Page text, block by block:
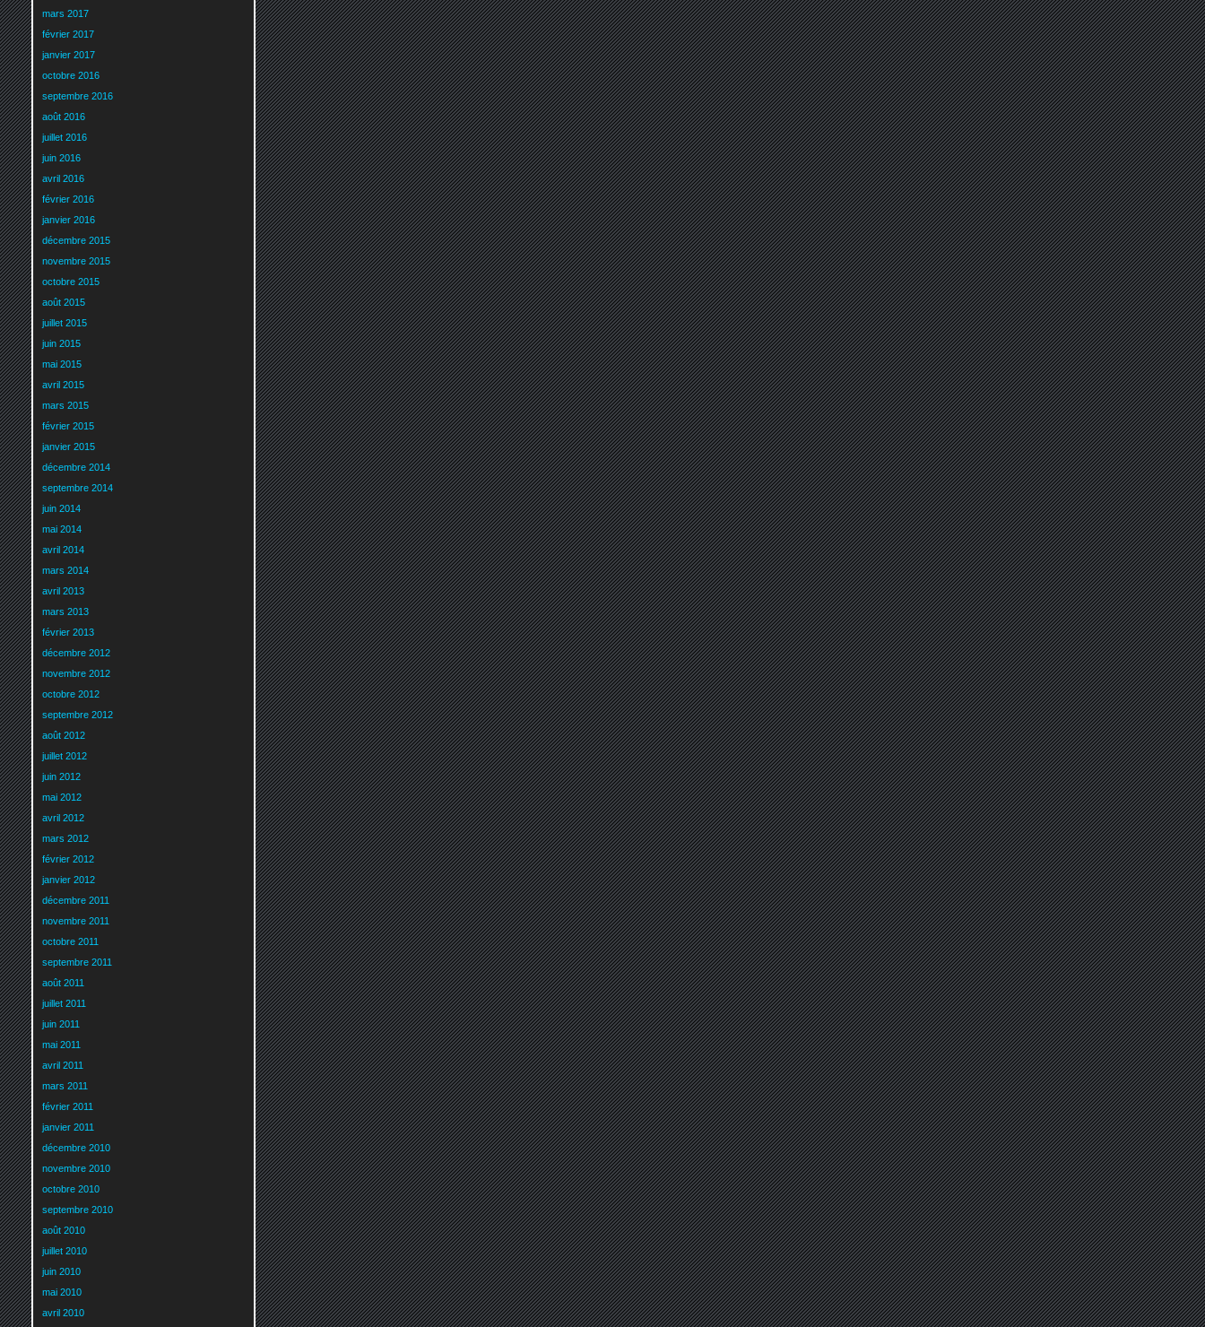
mars 2017
février 2017
janvier 2017
octobre 2016
septembre 2016
août 2016
juillet 2016
juin 2016
avril 2016
février 2016
janvier 2016
décembre 2015
novembre 2015
octobre 2015
août 2015
juillet 2015
juin 2015
mai 2015
avril 2015
mars 2015
février 2015
janvier 2015
décembre 2014
septembre 2014
juin 2014
mai 2014
avril 2014
mars 2014
avril 2013
mars 2013
février 2013
décembre 2012
novembre 2012
octobre 2012
septembre 2012
août 2012
juillet 2012
juin 2012
mai 2012
avril 2012
mars 2012
février 2012
janvier 2012
décembre 2011
novembre 2011
octobre 2011
septembre 2011
août 2011
juillet 2011
juin 2011
mai 2011
avril 2011
mars 2011
février 2011
janvier 2011
décembre 2010
novembre 2010
octobre 2010
septembre 2010
août 2010
juillet 2010
juin 2010
mai 2010
avril 2010